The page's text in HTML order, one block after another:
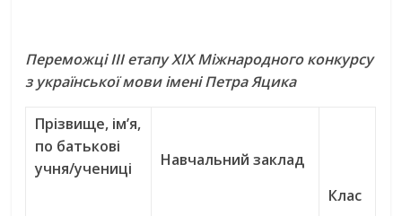
Переможці ІІІ етапуХІХ Міжнародного конкурсу
з української мовиімені Петра Яцика
Прізвище, ім’я,
по батькові
учня/учениці
Навчальний заклад
Клас